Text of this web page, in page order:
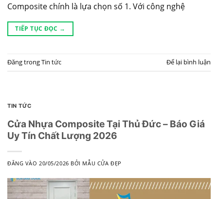
Composite chính là lựa chọn số 1. Với công nghệ
TIẾP TỤC ĐỌC →
Đăng trongTin tức Để lại bình luận
TIN TỨC
Cửa Nhựa Composite Tại Thủ Đức – Báo Giá
Uy Tín Chất Lượng 2026
ĐĂNG VÀO20/05/2026 BỞI MẪU CỬA ĐẸP